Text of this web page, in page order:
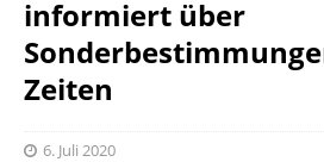
informiert über
Zeiten
6. Juli 2020